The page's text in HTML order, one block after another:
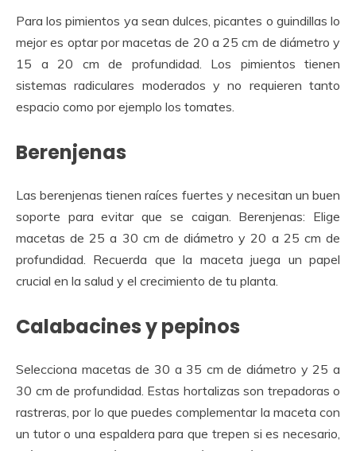
Para los pimientos ya sean dulces, picantes o guindillas lo
mejor es optar por macetas de 20 a 25 cm de diámetro y
15 a 20 cm de profundidad. Los pimientos tienen
sistemas radiculares moderados y no requieren tanto
espacio como por ejemplo los tomates.
Berenjenas
Las berenjenas tienen raíces fuertes y necesitan un buen
soporte para evitar que se caigan. Berenjenas: Elige
macetas de 25 a 30 cm de diámetro y 20 a 25 cm de
profundidad. Recuerda que la maceta juega un papel
crucial en la salud y el crecimiento de tu planta.
Calabacines y pepinos
Selecciona macetas de 30 a 35 cm de diámetro y 25 a
30 cm de profundidad. Estas hortalizas son trepadoras o
rastreras, por lo que puedes complementar la maceta con
un tutor o una espaldera para que trepen si es necesario,